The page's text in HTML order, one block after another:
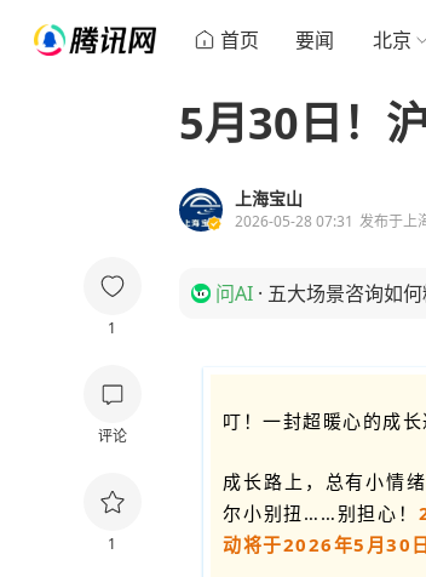
首页 要闻 北京
1
评论
1
5月30日！
上海宝山
2026-05-28 07:31 发布于上
问AI · 五大场景咨询如
叮！一封超暖心的成长
成长路上，总有小情
尔小别扭……别担心！
动将于2026年5月30